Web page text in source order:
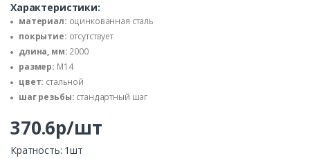
Характеристики:
материал: оцинкованная сталь
покрытие: отсутствует
длина, мм: 2000
размер: М14
цвет: стальной
шаг резьбы: стандартный шаг
370.6р/шт
Кратность: 1шт